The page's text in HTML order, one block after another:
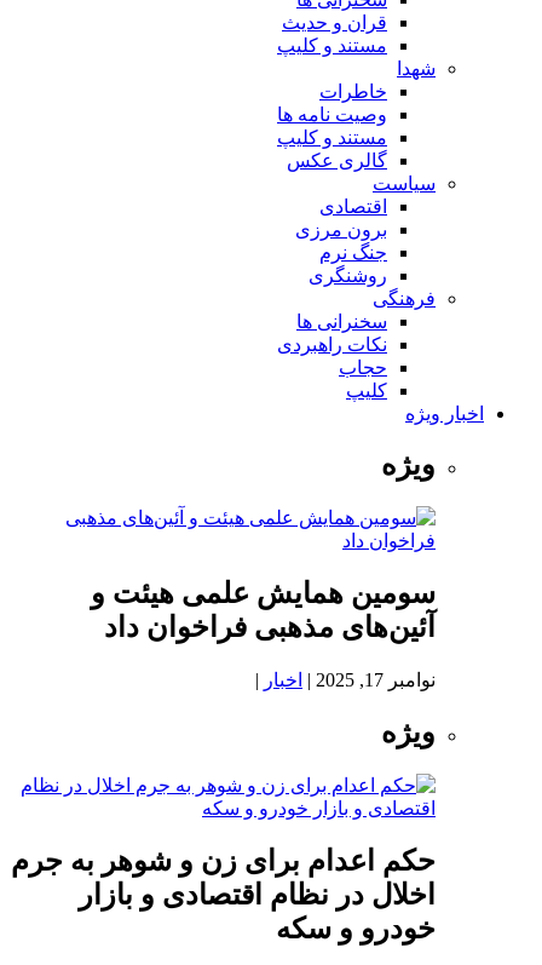
قران و حدیث
مستند و کلیپ
شهدا
خاطرات
وصیت نامه ها
مستند و کلیپ
گالری عکس
سیاست
اقتصادی
برون مرزی
جنگ نرم
روشنگری
فرهنگی
سخنرانی ها
نکات راهبردی
حجاب
کلیپ
اخبار ویژه
ویژه
سومین همایش علمی هیئت و
آئین‌های مذهبی فراخوان داد
نوامبر 17, 2025 | اخبار |
ویژه
حکم اعدام برای زن و شوهر به جرم
اخلال در نظام اقتصادی و بازار
خودرو و سکه